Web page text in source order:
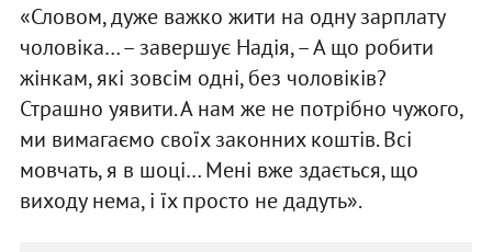
«Словом, дуже важко жити на одну зарплату
чоловіка… – завершує Надія, – А що робити
жінкам, які зовсім одні, без чоловіків?
Страшно уявити. А нам же не потрібно чужого,
ми вимагаємо своїх законних коштів. Всі
мовчать, я в шоці… Мені вже здається, що
виходу нема, і їх просто не дадуть».